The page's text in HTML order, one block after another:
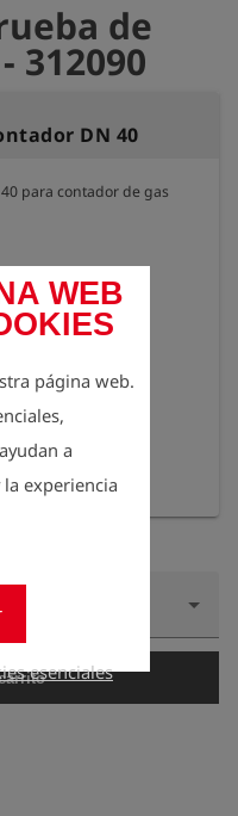
WEB
página web.
a
experiencia
esenciales
de
312090
DN 40
para contador de gas
No incluye más
precio